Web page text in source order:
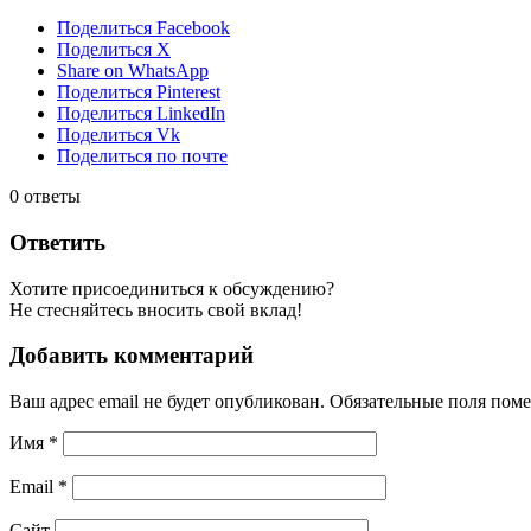
Поделиться Facebook
Поделиться X
Share on WhatsApp
Поделиться Pinterest
Поделиться LinkedIn
Поделиться Vk
Поделиться по почте
0 ответы
Ответить
Хотите присоединиться к обсуждению?
Не стесняйтесь вносить свой вклад!
Добавить комментарий
Ваш адрес email не будет опубликован. Обязательные поля
Имя *
Email *